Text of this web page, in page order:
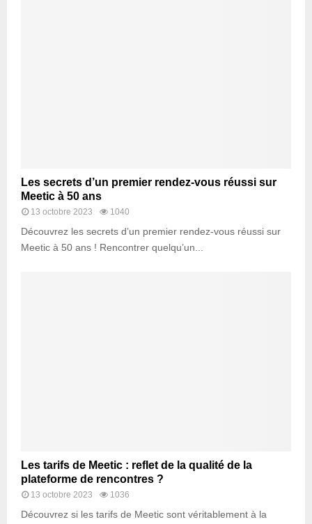
Les secrets d’un premier rendez-vous réussi sur
Meetic à 50 ans
13 octobre 2023 1040
Découvrez les secrets d’un premier rendez-vous réussi sur
Meetic à 50 ans ! Rencontrer quelqu’un...
Les tarifs de Meetic : reflet de la qualité de la
plateforme de rencontres ?
13 octobre 2023 1036
Découvrez si les tarifs de Meetic sont véritablement à la